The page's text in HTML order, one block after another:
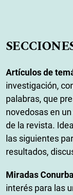
Artículos de
investigación,
palabras, que
novedosas en
de la revista.
las siguientes
resultados,
Miradas
interés para las